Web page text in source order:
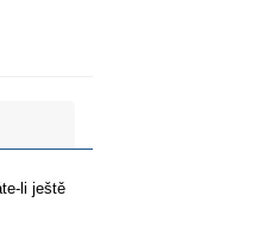
li ještě